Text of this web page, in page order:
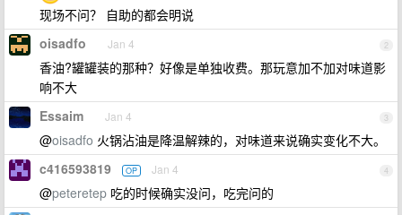
现场不问？ 自助的都会明说
2
oisadfo Jan 4
香油?罐罐装的那种？好像是单独收费。那玩意加不加对味道影
响不大
3
Essaim Jan 4
@oisadfo 火锅沾油是降温解辣的，对味道来说确实变化不大。
4
c416593819 OP Jan 4
@peteretep 吃的时候确实没问，吃完问的